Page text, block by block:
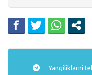
Yangiliklarni